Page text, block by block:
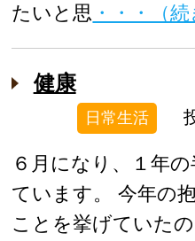
たいと思 ・・・（
健康
日常生活
６月になり、１年
ています。 今年の
ことを挙げていた